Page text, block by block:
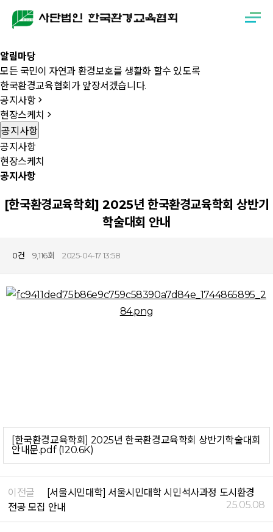
알림마당
모든 국민이 자연과 환경보호를 생활화 할수 있도록
한국환경교육협회가 앞장서겠습니다.
공지사항
현장스케치
공지사항
공지사항
현장스케치
공지사항
[한국환경교육학회] 2025년 한국환경교육학회 상반기
학술대회 안내
0건 9,116회 2025-04-17 13:58
[한국환경교육학회] 2025년 한국환경교육학회 상반기학술대회
안내문.pdf (120.6K)
이전글
[서울시민대학] 서울시민대학 시민석사과정 도시환경
전공 모집 안내
25.05.08